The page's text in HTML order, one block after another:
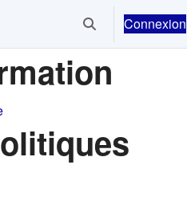
Activer/Connexion